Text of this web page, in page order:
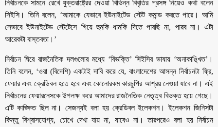
নির্বাচনকে সামনে রেখে যুক্তরাষ্ট্রের দেওয়া বিভিন্ন বিবৃতির প্রসঙ্গ নিয়েও কথা বলেন
সিইসি। তিনি বলেন, ‘আমাকে যেভাবে ইউনাইটেড স্টেট কমান্ড করতে পারে। আমি
সেভাবে ইউনাইটেড স্টেটেসে গিয়ে হুমকি–ধামকি দিতে পারছি না, পারব না। এটা
আরেকটা বাস্তবতা।’
নির্বাচন ঘিরে রাজনৈতিক দলগুলোর মধ্যে ‘বিভক্তি’ সিইসির ভাষায় ‘অনাকাঙ্খিত’।
তিনি বলেন, ‘ওরা (বিদেশি) একটাই দাবি করে যে, বাংলাদেশের আসন্ন নির্বাচনটা ফ্রি,
ফেয়ার এবং ক্রেডিবল হতে হবে এবং কোনোরকম কারচুপির আশ্রয় নেওয়া যাবে না। এই
নির্বাচনের ফেয়ারনেসকে উপলক্ষ করে আমাদের রাজনৈতিক নেতৃত্ব বিভক্ত হয়ে গেছে।
এটি কাঙ্ক্ষিত ছিল না। সেজন্যই বলা হয় ক্রেডিবল ইলেকশন। ইলেকশন জিনিসটা
কিন্তু বিশ্বাসযোগ্য, চোখে দেখা যায় না, যাবেও না। তারপরেও বলা হয় নির্বাচন